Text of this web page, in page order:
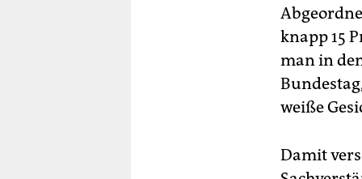
knapp 15
man in
weiße
Damit